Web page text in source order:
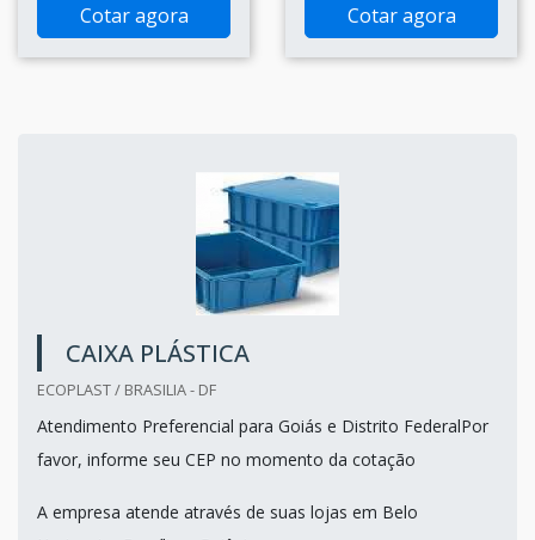
Cotar agora Cotar agora
CAIXA PLÁSTICA
ECOPLAST / BRASILIA - DF
Atendimento Preferencial para Goiás e Distrito FederalPor
favor, informe seu CEP no momento da cotação
A empresa atende através de suas lojas em Belo